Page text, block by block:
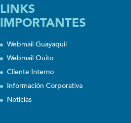
LINKS
IMPORTANTES
Webmail Guayaquil
Webmail Quito
Cliente Interno
Información Corporativa
Noticias